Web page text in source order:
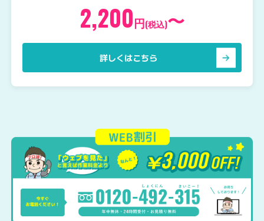
2,200円(税込)〜
詳しくはこちら